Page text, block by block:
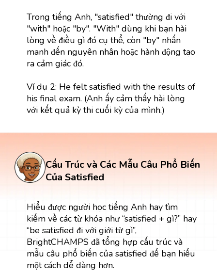
Trong tiếng Anh, "satisfied" thường đi với
"with" hoặc "by". "With" dùng khi bạn hài
lòng về điều gì đó cụ thể, còn "by" nhấn
mạnh đến nguyên nhân hoặc hành động tạo
ra cảm giác đó.
Ví dụ 2: He felt satisfied with the results of
his final exam. (Anh ấy cảm thấy hài lòng
với kết quả kỳ thi cuối kỳ của mình.)
Cấu Trúc và Các Mẫu Câu Phổ Biến
Của Satisfied
Hiểu được người học tiếng Anh hay tìm
kiếm về các từ khóa như “satisfied + gì?” hay
“be satisfied đi với giới từ gì”,
BrightCHAMPS đã tổng hợp cấu trúc và
mẫu câu phổ biến của satisfied để bạn hiểu
một cách dễ dàng hơn.